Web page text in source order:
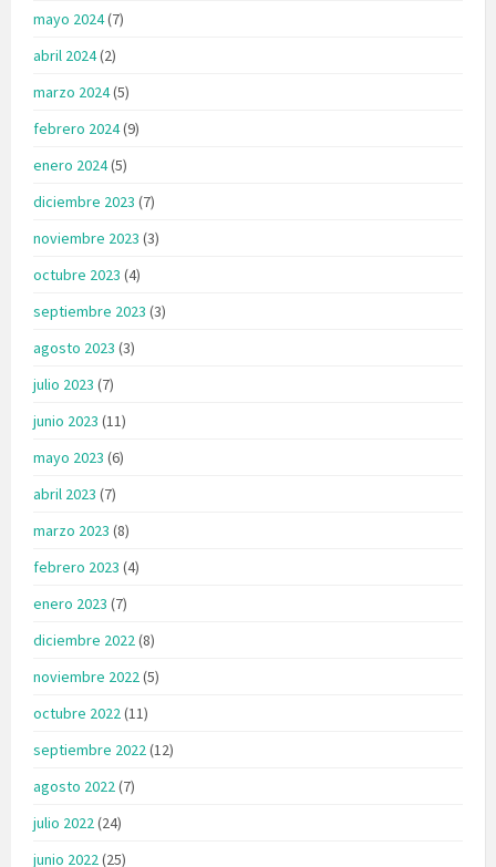
mayo 2024(7)
abril 2024(2)
marzo 2024(5)
febrero 2024(9)
enero 2024(5)
diciembre 2023 (7)
noviembre 2023 (3)
octubre 2023 (4)
septiembre 2023 (3)
agosto 2023 (3)
julio 2023 (7)
junio 2023 (11)
mayo 2023 (6)
abril 2023 (7)
marzo 2023 (8)
febrero 2023 (4)
enero 2023 (7)
diciembre 2022(8)
noviembre 2022(5)
octubre 2022(11)
septiembre 2022(12)
agosto 2022(7)
julio 2022(24)
junio 2022(25)